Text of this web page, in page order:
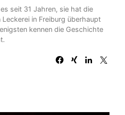
seit 31 Jahren, sie hat die
in Freiburg überhaupt
kennen die Geschichte